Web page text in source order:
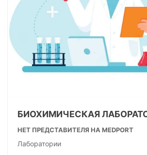
БИОХИМИЧЕСКАЯ
НЕТ ПРЕДСТАВИТЕЛЯ НА MEDPORT
Лаборатории